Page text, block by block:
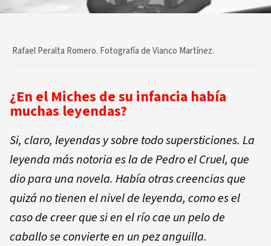
Rafael Peralta Romero. Fotografía de Vianco Martínez.
¿En el Miches de su infancia había
muchas leyendas?
Si, claro, leyendas y sobre todo supersticiones. La
leyenda más notoria es la de Pedro el Cruel, que
dio para una novela. Había otras creencias que
quizá no tienen el nivel de leyenda, como es el
caso de creer que si en el río cae un pelo de
caballo se convierte en un pez anguilla.